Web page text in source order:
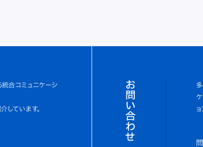
合コミュニケーシ
しています。
お問い合わせ